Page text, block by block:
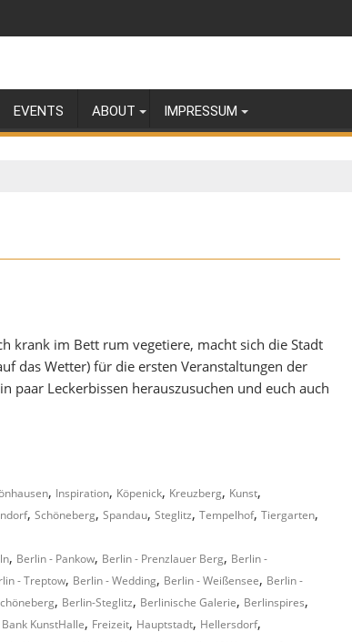
EVENTS ABOUT IMPRESSUM
krank im Bett rum vegetiere, macht sich die Stadt
das Wetter) für die ersten Veranstaltungen der
paar Leckerbissen herauszusuchen und euch auch
, Inspiration, Köpenick, Kreuzberg, Kunst,
, Schöneberg, Spandau, Steglitz, Tempelhof, Tiergarten,
, Berlin - Pankow, Berlin - Prenzlauer Berg, Berlin -
- Treptow, Berlin - Wedding, Berlin - Weißensee, Berlin -
, Berlin-Steglitz, Berlinische Galerie, Berlinspires,
KunstHalle, Freizeit, Hauptstadt, Hellersdorf,